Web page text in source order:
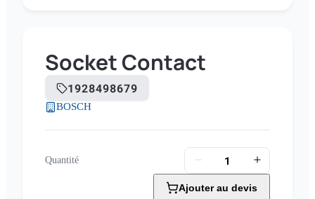
Socket Contact
1928498679
BOSCH
Quantité
Ajouter au devis